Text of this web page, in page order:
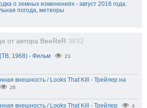
о земных изменениях - август 2016 года:
погода, метеоры
от автора BeeReR 3832
1968) - Фильм 23
внешность / Looks That Kill - Трейлер на
26
внешность / Looks That Kill - Трейлер 4